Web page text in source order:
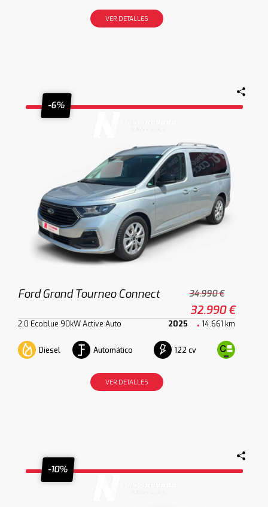
VER DETALLES
-6%
Ford Grand Tourneo Connect 34.990 €
32.990 €
2.0 Ecoblue 90kW Active Auto 2025 14.661 km
Diesel Automático 122 cv
VER DETALLES
-10%